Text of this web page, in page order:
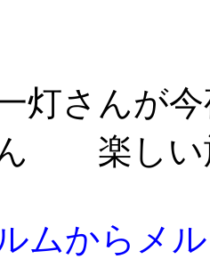
灯さんが
ん 楽しい
ムからメ